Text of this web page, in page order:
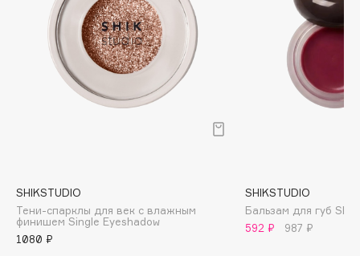
Boadicea The Victorious
Bobbi Brown
BOOMSHOP
Brunello Cucinelli
Byredo
SHIKSTUDIO
Тени-спарклы для век с влажным
финишем Single Eyeshadow
1080 ₽
SHIKSTUDIO
Бальзам для губ
592 ₽
987 ₽